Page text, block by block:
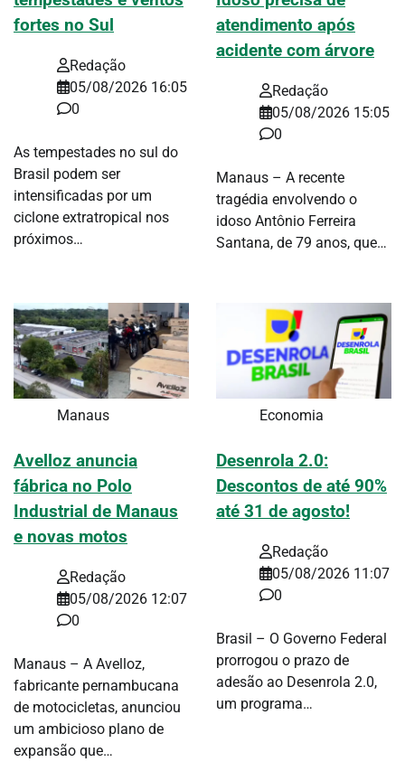
fortes no Sul
Redação
05/08/2026 16:05
0
As tempestades no sul do
Brasil podem ser
intensificadas por um
ciclone extratropical nos
próximos…
atendimento após
acidente com árvore
Redação
05/08/2026 15:05
0
Manaus – A recente
tragédia envolvendo o
idoso Antônio Ferreira
Santana, de 79 anos, que…
Manaus
Avelloz anuncia
fábrica no Polo
Industrial de Manaus
e novas motos
Redação
05/08/2026 12:07
0
Manaus – A Avelloz,
fabricante pernambucana
de motocicletas, anunciou
um ambicioso plano de
expansão que…
Economia
Desenrola 2.0:
Descontos de até 90%
até 31 de agosto!
Redação
05/08/2026 11:07
0
Brasil – O Governo Federal
prorrogou o prazo de
adesão ao Desenrola 2.0,
um programa…